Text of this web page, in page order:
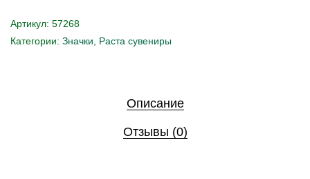
Артикул: 57268
Категории: Значки Раста сувениры
Описание
Отзывы (0)